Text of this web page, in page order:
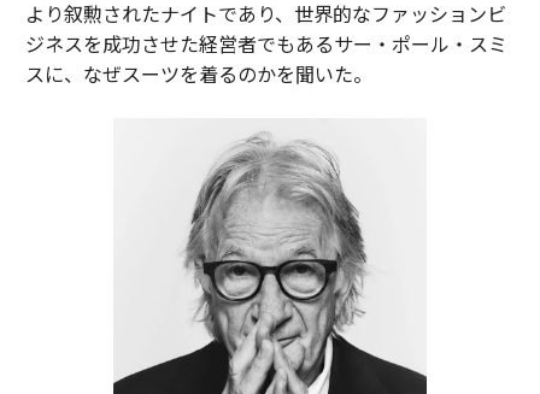
より叙勲されたナイトであり、世界的なファッションビ
ジネスを成功させた経営者でもあるサー・ポール・スミ
スに、なぜスーツを着るのかを聞いた。